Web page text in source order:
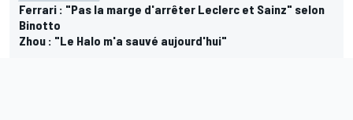
Ferrari : "Pas la marge d'arrêter Leclerc et Sainz" selon
Binotto
Zhou : "Le Halo m'a sauvé aujourd'hui"